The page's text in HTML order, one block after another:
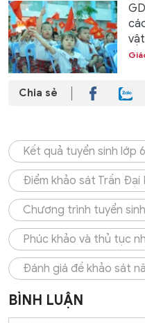
Chia sẻ
Kết quả tuyển sinh lớp
Điểm khảo sát Trần Đại
Chương trình tuyển
Phúc khảo và thủ tục
Đánh giá đề khảo sát
BÌNH LUẬN